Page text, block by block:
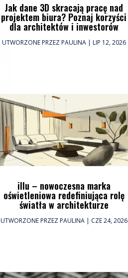
Jak dane 3D skracają pracę nad
projektem biura? Poznaj korzyści
dla architektów i inwestorów
UTWORZONE PRZEZPAULINA| LIP 12, 2026
illu – nowoczesna marka
oświetleniowa redefiniująca rolę
światła w architekturze
UTWORZONE PRZEZPAULINA| CZE 24, 2026